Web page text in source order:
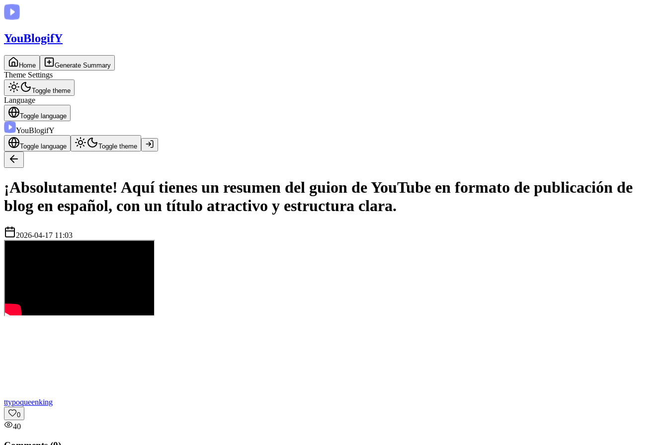
YouBlogifY
Home Generate Summary
Theme Settings
Toggle theme
Language
Toggle language
YouBlogifY
Toggle language Toggle theme
¡Absolutamente! Aquí tienes un resumen del guion de YouTube en formato de publicación de
blog en español, con un título atractivo y estructura clara.
2026-04-17 11:03
ttypoqueenking
0
40